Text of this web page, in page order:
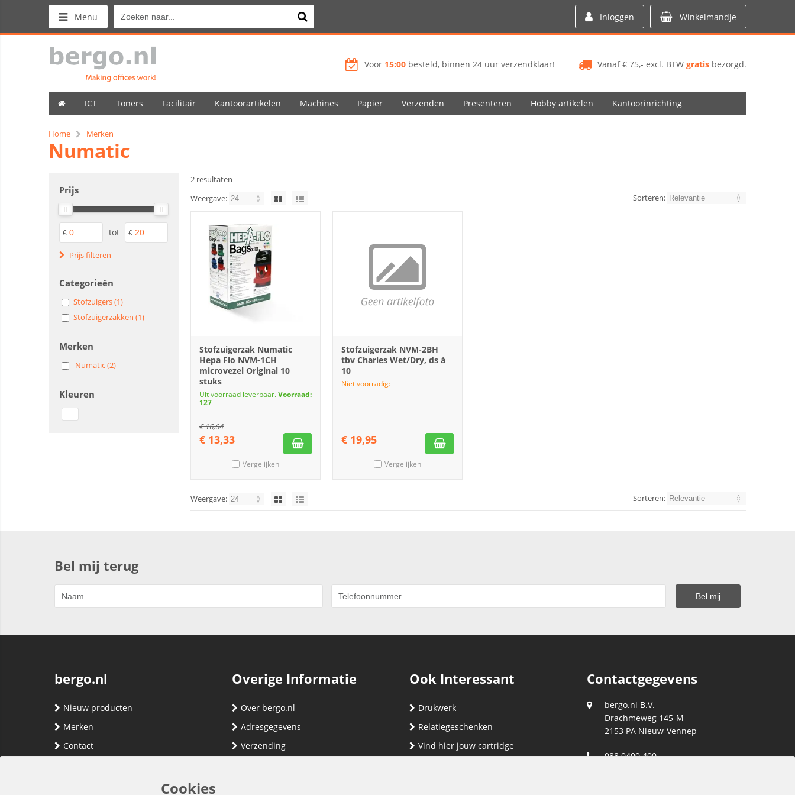
Menu Inloggen Winkelmandje
Vanaf € 75,- excl. BTW gratis bezorgd.
Voor 15:00 besteld, binnen 24 uur verzendklaar!
ICT Toners Facilitair Kantoorartikelen Machines Papier Verzenden Presenteren Hobby artikelen Kantoorinrichting
Home Merken
Numatic
Prijs
€ tot €
Prijs filteren
Categorieën
Stofzuigers (1)
Stofzuigerzakken (1)
Merken
Numatic (2)
Kleuren
2 resultaten
Weergave:
Sorteren:
Stofzuigerzak Numatic
Hepa Flo NVM-1CH
microvezel Original 10
stuks
Uit voorraad leverbaar.Voorraad:
127
€16,64
€ 13,33
Vergelijken
Stofzuigerzak NVM-2BH
tbv Charles Wet/Dry, ds á
10
Niet voorradig:
€ 19,95
Vergelijken
Weergave: Sorteren:
Bel mij terug
bergo.nl
Nieuw producten
Merken
Contact
Overige Informatie
Over bergo.nl
Adresgegevens
Verzending
Ook Interessant
Drukwerk
Relatiegeschenken
Vind hier jouw cartridge
Contactgegevens
bergo.nl B.V.
Drachmeweg 145-M
2153 PA Nieuw-Vennep
088 0400 400
Cookies